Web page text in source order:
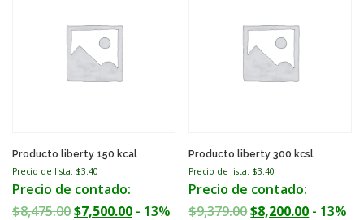
0
.
.
0
Producto liberty 150 kcal
Precio de lista: $3.40
Precio de contado:
$8,475.00O
$7,500.00C- 13%
Producto liberty 300 kcsl
Precio de lista: $3.40
Precio de contado:
$9,379.00O
$8,200.00C- 13%